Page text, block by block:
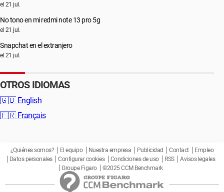
el 21 jul.
No tono en mi redmi note 13 pro 5g
el 21 jul.
Snapchat en el extranjero
el 21 jul.
OTROS IDIOMAS
🇬🇧 English
🇫🇷 Français
¿Quiénes somos? El equipo Nuestra empresa Publicidad Contact
Empleo
Datos personales
Configurar cookies Condiciones de uso RSS
Avisos legales
Groupe Figaro
©2025 CCM Benchmark